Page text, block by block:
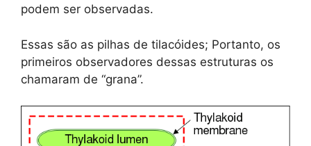
podem ser observadas.
Essas são as pilhas de tilacóides; Portanto, os
primeiros observadores dessas estruturas os
chamaram de “grana”.